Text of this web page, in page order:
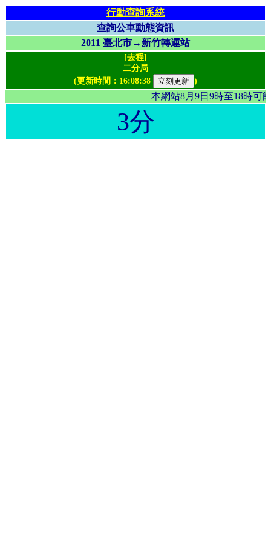
行動查詢系統
查詢公車動態資訊
2011 臺北市→新竹轉運站
[去程]
二分局
(更新時間： 16:08:38 )
本網站8月9日9時至18
3分